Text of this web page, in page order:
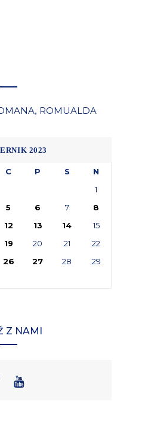
, ROMUALDA
2023
C P S
N
1
5 6 7
8
12 13 14
15
19 20 21
22
26 27 28
29
Z NAMI